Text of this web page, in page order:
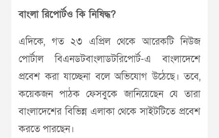
বাংলা রিপোর্টও কি নিষিদ্ধ?
এদিকে, গত ২৩ এপ্রিল থেকে আরেকটি নিউজ
পোর্টাল বিএনডটবাংলাডটরিপোর্ট-এ বাংলাদেশে
প্রবেশ করা যাচ্ছেনা বলে অভিযোগ উঠেছে। তবে,
কয়েকজন পাঠক ফেসবুকে জানিয়েছেন যে তারা
বাংলাদেশের বিভিন্ন এলাকা থেকে সাইটটিতে প্রবেশ
করতে পারছেন।